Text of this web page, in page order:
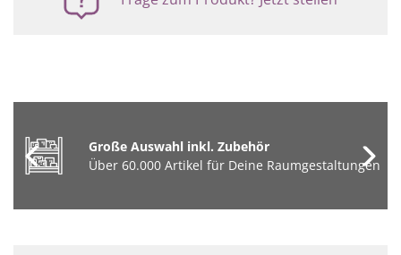
Große Auswahl inkl. Zubehör
Über 60.000 Artikel für Deine Raumgestaltungen